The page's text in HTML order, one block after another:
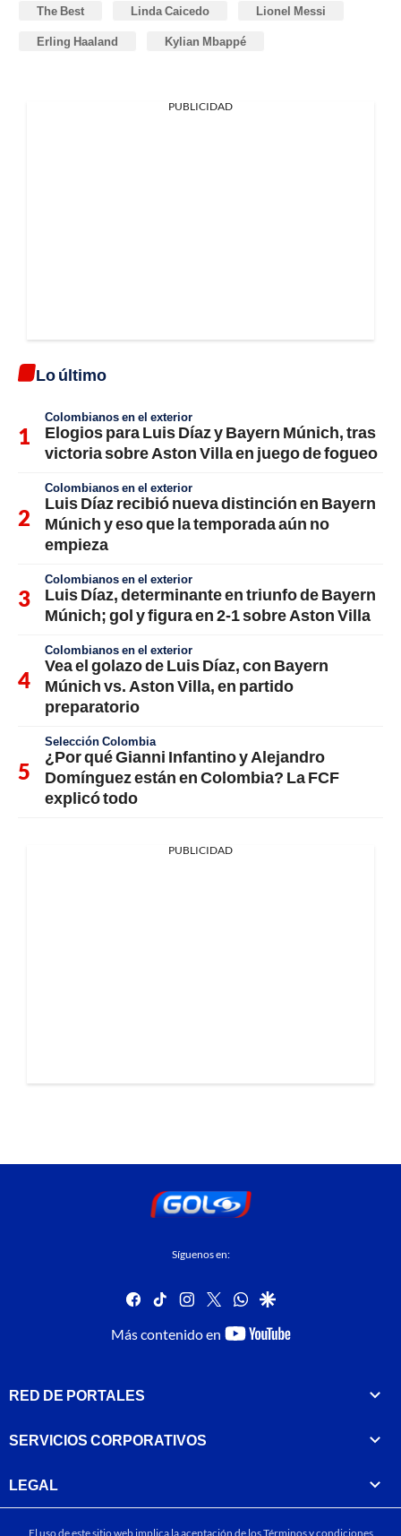
The Best Linda Caicedo Lionel Messi
Erling Haaland Kylian Mbappé
PUBLICIDAD
Lo último
Colombianos en el exterior
Elogios para Luis Díaz y Bayern Múnich, tras
victoria sobre Aston Villa en juego de fogueo
Colombianos en el exterior
Luis Díaz recibió nueva distinción en Bayern
Múnich y eso que la temporada aún no
empieza
Colombianos en el exterior
Luis Díaz, determinante en triunfo de Bayern
Múnich; gol y figura en 2-1 sobre Aston Villa
Colombianos en el exterior
Vea el golazo de Luis Díaz, con Bayern
Múnich vs. Aston Villa, en partido
preparatorio
Selección Colombia
¿Por qué Gianni Infantino y Alejandro
Domínguez están en Colombia? La FCF
explicó todo
PUBLICIDAD
Síguenos en:
facebook
tiktok instagram
twitterwhatsapp
google
Más contenido en
youtube-
RED DE PORTALES
SERVICIOS CORPORATIVOS
LEGAL
El uso de este sitio web implica la aceptación de losTérminos y condiciones